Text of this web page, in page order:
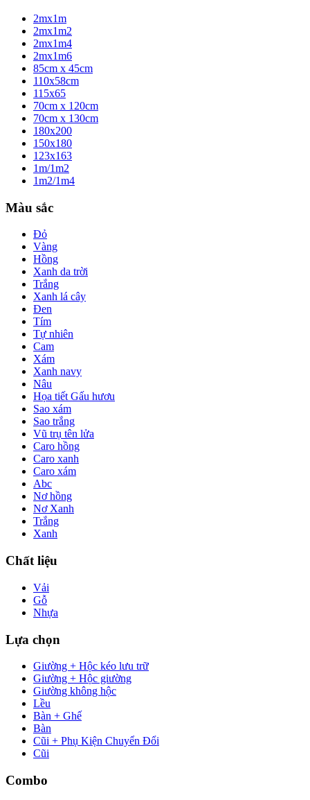
2mx1m
2mx1m2
2mx1m4
2mx1m6
85cm x 45cm
110x58cm
115x65
70cm x 120cm
70cm x 130cm
180x200
150x180
123x163
1m/1m2
1m2/1m4
Màu sắc
Đỏ
Vàng
Hồng
Xanh da trời
Trắng
Xanh lá cây
Đen
Tím
Tự nhiên
Cam
Xám
Xanh navy
Nâu
Họa tiết Gấu hươu
Sao xám
Sao trắng
Vũ trụ tên lửa
Caro hồng
Caro xanh
Caro xám
Abc
Nơ hồng
Nơ Xanh
Trắng
Xanh
Chất liệu
Vải
Gỗ
Nhựa
Lựa chọn
Giường + Hộc kéo lưu trữ
Giường + Hộc giường
Giường không hộc
Lều
Bàn + Ghế
Bàn
Cũi + Phụ Kiện Chuyển Đổi
Cũi
Combo